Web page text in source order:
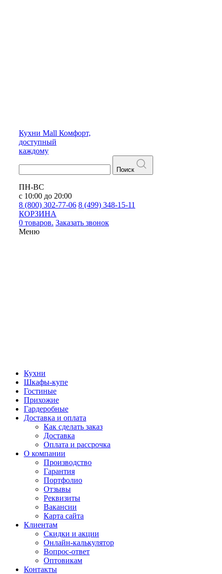
Кухни Mall Комфорт,
доступный
каждому
Поиск
ПН-ВС
с 10:00 до 20:00
8 (800) 302-77-06 8 (499) 348-15-11
КОРЗИНА
0 товаров. Заказать звонок
Меню
Кухни
Шкафы-купе
Гостиные
Прихожие
Гардеробные
Доставка и оплата
Как сделать заказ
Доставка
Оплата и рассрочка
О компании
Производство
Гарантия
Портфолио
Отзывы
Реквизиты
Вакансии
Карта сайта
Клиентам
Скидки и акции
Онлайн-калькулятор
Вопрос-ответ
Оптовикам
Контакты